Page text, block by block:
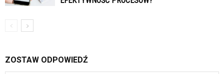
ZOSTAW ODPOWIEDŹ